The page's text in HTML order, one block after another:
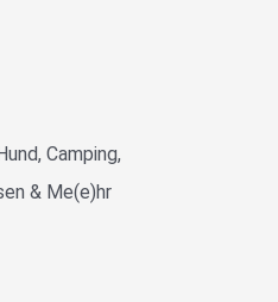
Camping,
& Me(e)hr